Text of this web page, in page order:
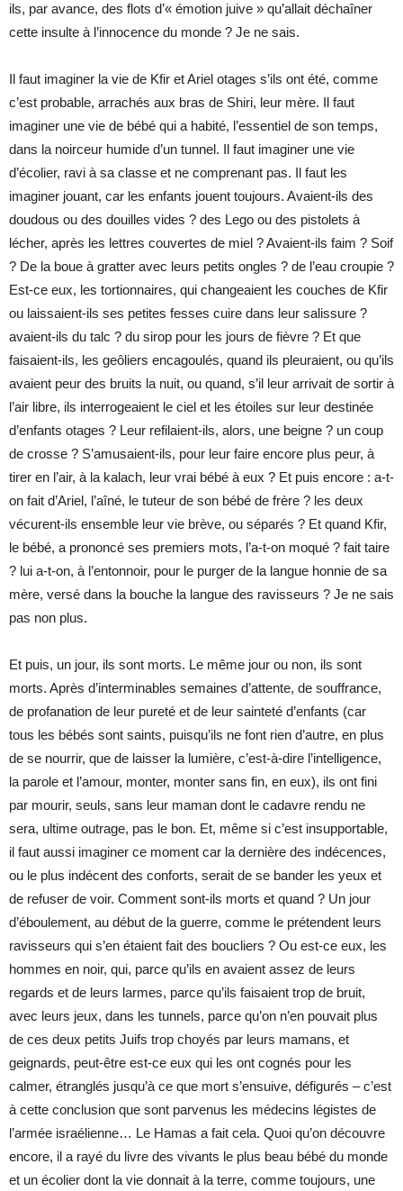
ils, par avance, des flots d’« émotion juive » qu’allait déchaîner
cette insulte à l’innocence du monde ? Je ne sais.
Il faut imaginer la vie de Kfir et Ariel otages s’ils ont été, comme
c’est probable, arrachés aux bras de Shiri, leur mère. Il faut
imaginer une vie de bébé qui a habité, l’essentiel de son temps,
dans la noirceur humide d’un tunnel. Il faut imaginer une vie
d’écolier, ravi à sa classe et ne comprenant pas. Il faut les
imaginer jouant, car les enfants jouent toujours. Avaient-ils des
doudous ou des douilles vides ? des Lego ou des pistolets à
lécher, après les lettres couvertes de miel ? Avaient-ils faim ? Soif
? De la boue à gratter avec leurs petits ongles ? de l’eau croupie ?
Est-ce eux, les tortionnaires, qui changeaient les couches de Kfir
ou laissaient-ils ses petites fesses cuire dans leur salissure ?
avaient-ils du talc ? du sirop pour les jours de fièvre ? Et que
faisaient-ils, les geôliers encagoulés, quand ils pleuraient, ou qu’ils
avaient peur des bruits la nuit, ou quand, s’il leur arrivait de sortir à
l’air libre, ils interrogeaient le ciel et les étoiles sur leur destinée
d’enfants otages ? Leur refilaient-ils, alors, une beigne ? un coup
de crosse ? S’amusaient-ils, pour leur faire encore plus peur, à
tirer en l’air, à la kalach, leur vrai bébé à eux ? Et puis encore : a-t-
on fait d’Ariel, l’aîné, le tuteur de son bébé de frère ? les deux
vécurent-ils ensemble leur vie brève, ou séparés ? Et quand Kfir,
le bébé, a prononcé ses premiers mots, l’a-t-on moqué ? fait taire
? lui a-t-on, à l’entonnoir, pour le purger de la langue honnie de sa
mère, versé dans la bouche la langue des ravisseurs ? Je ne sais
pas non plus.
Et puis, un jour, ils sont morts. Le même jour ou non, ils sont
morts. Après d’interminables semaines d’attente, de souffrance,
de profanation de leur pureté et de leur sainteté d’enfants (car
tous les bébés sont saints, puisqu’ils ne font rien d’autre, en plus
de se nourrir, que de laisser la lumière, c’est-à-dire l’intelligence,
la parole et l’amour, monter, monter sans fin, en eux), ils ont fini
par mourir, seuls, sans leur maman dont le cadavre rendu ne
sera, ultime outrage, pas le bon. Et, même si c’est insupportable,
il faut aussi imaginer ce moment car la dernière des indécences,
ou le plus indécent des conforts, serait de se bander les yeux et
de refuser de voir. Comment sont-ils morts et quand ? Un jour
d’éboulement, au début de la guerre, comme le prétendent leurs
ravisseurs qui s’en étaient fait des boucliers ? Ou est-ce eux, les
hommes en noir, qui, parce qu’ils en avaient assez de leurs
regards et de leurs larmes, parce qu’ils faisaient trop de bruit,
avec leurs jeux, dans les tunnels, parce qu’on n’en pouvait plus
de ces deux petits Juifs trop choyés par leurs mamans, et
geignards, peut-être est-ce eux qui les ont cognés pour les
calmer, étranglés jusqu’à ce que mort s’ensuive, défigurés – c’est
à cette conclusion que sont parvenus les médecins légistes de
l’armée israélienne… Le Hamas a fait cela. Quoi qu’on découvre
encore, il a rayé du livre des vivants le plus beau bébé du monde
et un écolier dont la vie donnait à la terre, comme toujours, une